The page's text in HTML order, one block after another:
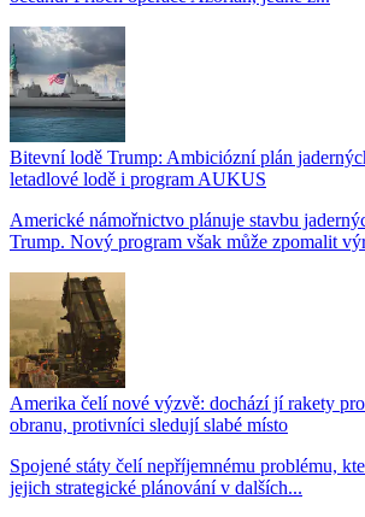
Bitevní lodě Trump: Ambiciózní plán
letadlové lodě i program AUKUS
Americké námořnictvo plánuje stavbu
Trump. Nový program však může zpomalit
Amerika čelí nové výzvě: dochází jí rakety
obranu, protivníci sledují slabé místo
Spojené státy čelí nepříjemnému problému,
jejich strategické plánování v dalších...